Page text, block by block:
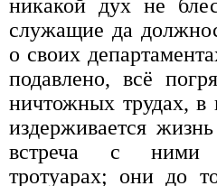
никакой дух не
служащие да
о своих
подавлено, всё
ничтожных трудах, в
издерживается
встреча с ними
тротуарах; они до